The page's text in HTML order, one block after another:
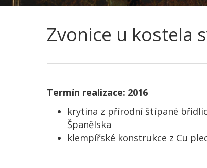
Zvonice u kostela
Termín realizace: 2016
krytina z přírodní štípané
Španělska
klempířské konstrukce z Cu